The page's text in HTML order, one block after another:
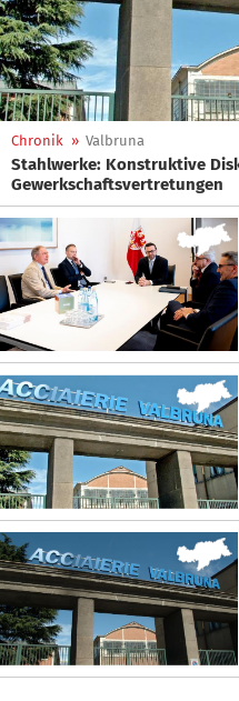
Chronik » Valbruna
Stahlwerke: Konstruktive
Gewerkschaftsvertretungen